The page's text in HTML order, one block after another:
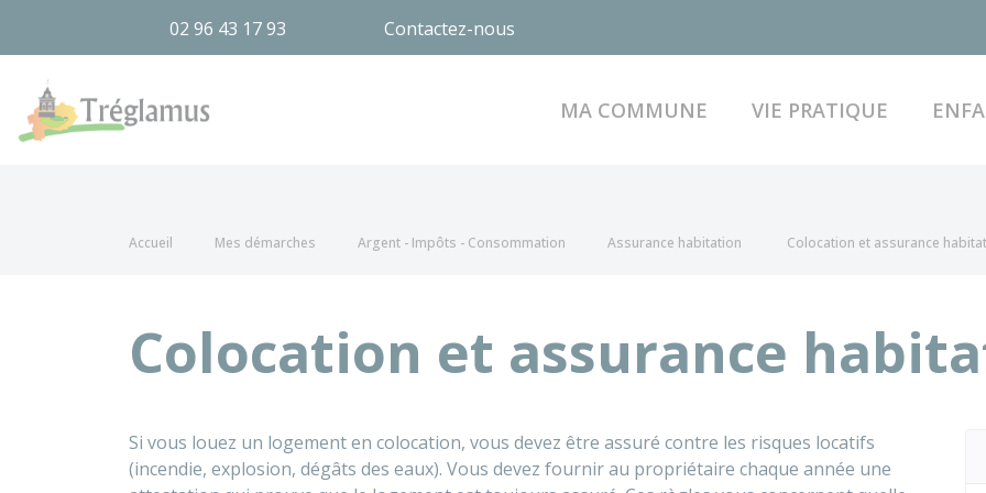
02 96 43 17 93 Contactez-nous
MA COMMUNE VIE PRATIQUE
Accueil Mes démarches Argent - Impôts - Consommation Assurance habitation Colocation et assurance
Colocation et assurance
Si vous louez un logement en colocation, vous devez être assuré contre les risques locatifs
(incendie, explosion, dégâts des eaux). Vous devez fournir au propriétaire chaque année une